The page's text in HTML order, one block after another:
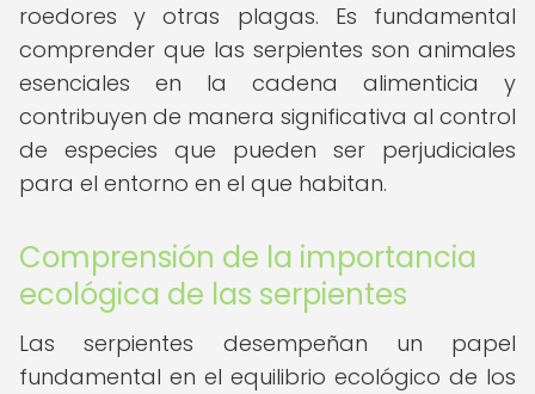
roedores y otras plagas. Es fundamental
comprender que las serpientes son animales
esenciales en la cadena alimenticia y
contribuyen de manera significativa al control
de especies que pueden ser perjudiciales
para el entorno en el que habitan.
Comprensión de la importancia
ecológica de las serpientes
Las serpientes desempeñan un papel
fundamental en el equilibrio ecológico de los